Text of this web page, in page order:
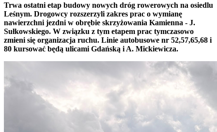
Trwa ostatni etap budowy nowych dróg rowerowych na osiedlu
Leśnym. Drogowcy rozszerzyli zakres prac o wymianę
nawierzchni jezdni w obrębie skrzyżowania Kamienna - J.
Sułkowskiego. W związku z tym etapem prac tymczasowo
zmieni się organizacja ruchu. Linie autobusowe nr 52,57,65,68 i
80 kursować będą ulicami Gdańską i A. Mickiewicza.